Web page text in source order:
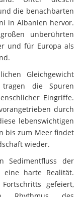
die benachbarten
in Albanien hervor.
unberührten
und für Europa als
Gleichgewicht
die Spuren
Eingriffe.
durch
lebenswichtigen
bis zum Meer findet
wieder.
Sedimentfluss der
harte Realität.
gefeiert,